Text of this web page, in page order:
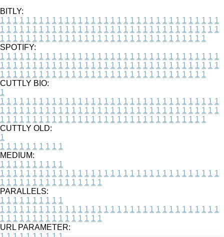
BITLY:
1 1 1 1 1 1 1 1 1 1 1 1 1 1 1 1 1 1 1 1 1 1 1 1 1 1 1 1 1 1 1 1 1 1
1 1 1 1 1 1 1 1 1 1 1 1 1 1 1 1 1 1 1 1 1 1 1 1 1 1 1 1 1 1 1 1 1 1
1 1 1 1 1 1 1 1 1 1 1 1 1 1 1 1 1 1 1 1 1 1 1 1 1 1 1 1 1 1 1 1
SPOTIFY:
1 1 1 1 1 1 1 1 1 1 1 1 1 1 1 1 1 1 1 1 1 1 1 1 1 1 1 1 1 1 1 1 1 1
1 1 1 1 1 1 1 1 1 1 1 1 1 1 1 1 1 1 1 1 1 1 1 1 1 1 1 1 1 1 1 1 1 1
1 1 1 1 1 1 1 1 1 1 1 1 1 1 1 1 1 1 1 1 1 1 1 1 1 1 1 1 1 1 1 1
CUTTLY BIO:
1
1 1 1 1 1 1 1 1 1 1 1 1 1 1 1 1 1 1 1 1 1 1 1 1 1 1 1 1 1 1 1 1 1 1
1 1 1 1 1 1 1 1 1 1 1 1 1 1 1 1 1 1 1 1 1 1 1 1 1 1 1 1 1 1 1 1 1 1
1 1 1 1 1 1 1 1 1 1 1 1 1 1 1 1 1 1 1 1 1 1 1 1 1 1 1 1 1 1 1 1
CUTTLY OLD:
1
1 1 1 1 1 1 1 1 1 1
MEDIUM:
1 1 1 1 1 1 1 1 1 1
1 1 1 1 1 1 1 1 1 1 1 1 1 1 1 1 1 1 1 1 1 1 1 1 1 1 1 1 1 1 1 1 1 1
1 1 1 1 1 1 1 1 1 1 1 1 1 1 1 1
PARALLELS:
1 1 1 1 1 1 1 1 1 1
1 1 1 1 1 1 1 1 1 1 1 1 1 1 1 1 1 1 1 1 1 1 1 1 1 1 1 1 1 1 1 1 1 1
1 1 1 1 1 1 1 1 1 1 1 1 1 1 1 1
URL PARAMETER: